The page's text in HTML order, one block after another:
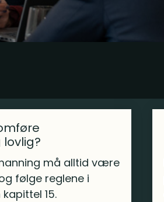
må alltid være
følge reglene i
15.